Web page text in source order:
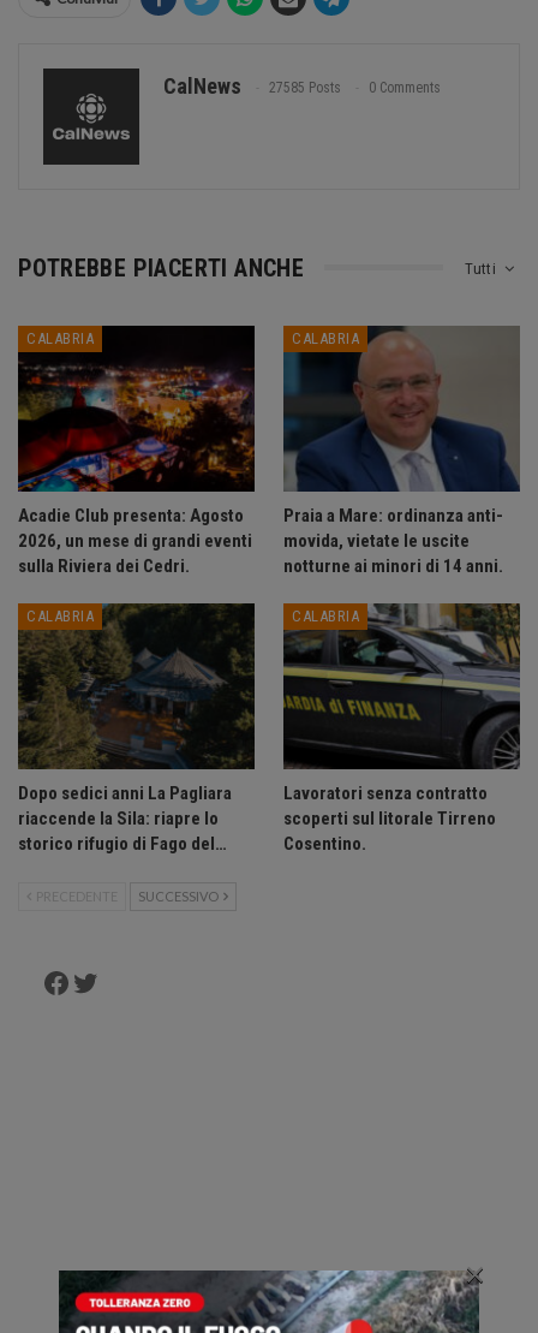
CalNews 27585 Posts 0 Comments
Tutti
POTREBBE PIACERTI ANCHE
CALABRIA
Acadie Club presenta: Agosto
2026, un mese di grandi eventi
sulla Riviera dei Cedri.
CALABRIA
Praia a Mare: ordinanza anti-
movida, vietate le uscite
notturne ai minori di 14 anni.
CALABRIA
Dopo sedici anni La Pagliara
riaccende la Sila: riapre lo
storico rifugio di Fago del…
CALABRIA
Lavoratori senza contratto
scoperti sul litorale Tirreno
Cosentino.
PRECEDENTE SUCCESSIVO
Facebook
Twitter
×